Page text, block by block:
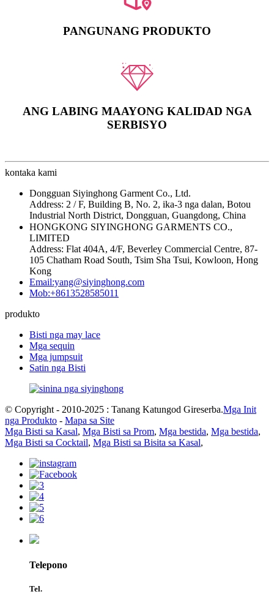
PANGUNANG PRODUKTO
ANG LABING MAAYONG KALIDAD NGA
SERBISYO
kontaka kami
Dongguan Siyinghong Garment Co., Ltd.
Address: 2 / F, Building B, No. 2, ika-3 nga dalan, Botou
Industrial North District, Dongguan, Guangdong, China
HONGKONG SIYINGHONG GARMENTS CO.,
LIMITED
Address: Flat 404A, 4/F, Beverley Commercial Centre, 87-
105 Chatham Road South, Tsim Sha Tsui, Kowloon, Hong
Kong
Email:yang@siyinghong.com
Mob:+8613528585011
produkto
Bisti nga may lace
Mga sequin
Mga jumpsuit
Satin nga Bisti
© Copyright - 2010-2025 : Tanang Katungod Gireserba.Mga Init
nga Produkto - Mapa sa Site
Mga Bisti sa Kasal, Mga Bisti sa Prom, Mga bestida, Mga bestida,
Mga Bisti sa Cocktail, Mga Bisti sa Bisita sa Kasal,
Telepono
Tel.